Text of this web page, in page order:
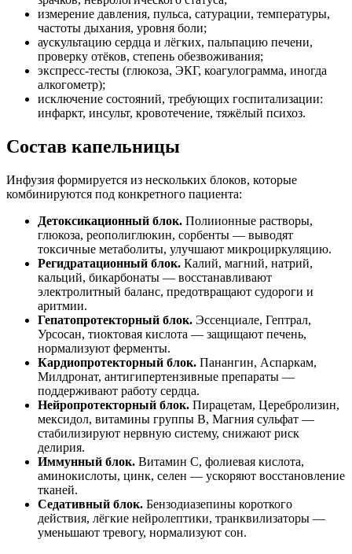
измерение давления, пульса, сатурации, температуры,
частоты дыхания, уровня боли;
аускультацию сердца и лёгких, пальпацию печени,
проверку отёков, степень обезвоживания;
экспресс-тесты (глюкоза, ЭКГ, коагулограмма, иногда
алкогометр);
исключение состояний, требующих госпитализации:
инфаркт, инсульт, кровотечение, тяжёлый психоз.
Состав капельницы
Инфузия формируется из нескольких блоков, которые
комбинируются под конкретного пациента:
Детоксикационный блок. Полиионные растворы,
глюкоза, реополиглюкин, сорбенты — выводят
токсичные метаболиты, улучшают микроциркуляцию.
Регидратационный блок. Калий, магний, натрий,
кальций, бикарбонаты — восстанавливают
электролитный баланс, предотвращают судороги и
аритмии.
Гепатопротекторный блок. Эссенциале, Гептрал,
Урсосан, тиоктовая кислота — защищают печень,
нормализуют ферменты.
Кардиопротекторный блок. Панангин, Аспаркам,
Милдронат, антигипертензивные препараты —
поддерживают работу сердца.
Нейропротекторный блок. Пирацетам, Церебролизин,
мексидол, витамины группы B, Магния сульфат —
стабилизируют нервную систему, снижают риск
делирия.
Иммунный блок. Витамин C, фолиевая кислота,
аминокислоты, цинк, селен — ускоряют восстановление
тканей.
Седативный блок. Бензодиазепины короткого
действия, лёгкие нейролептики, транквилизаторы —
уменьшают тревогу, нормализуют сон.